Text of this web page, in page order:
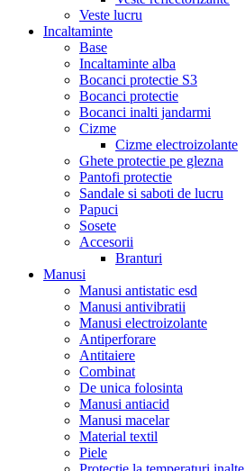
Veste lucru
Incaltaminte
Base
Incaltaminte alba
Bocanci protectie S3
Bocanci protectie
Bocanci inalti jandarmi
Cizme
Cizme electroizolante
Ghete protectie pe glezna
Pantofi protectie
Sandale si saboti de lucru
Papuci
Sosete
Accesorii
Branturi
Manusi
Manusi antistatic esd
Manusi antivibratii
Manusi electroizolante
Antiperforare
Antitaiere
Combinat
De unica folosinta
Manusi antiacid
Manusi macelar
Material textil
Piele